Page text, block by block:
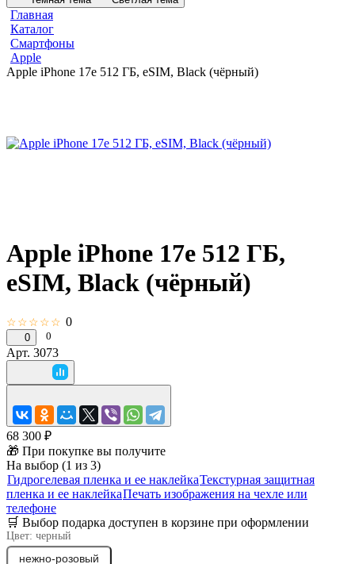
Главная
Каталог
Смартфоны
Apple
Apple iPhone 17e 512 ГБ, eSIM, Black (чёрный)
Apple iPhone 17e 512 ГБ,
eSIM, Black (чёрный)
☆☆☆☆☆ 0
0 0
Арт. 3073
68 300 ₽
🎁 При покупке вы получите
На выбор (1 из 3)
Гидрогелевая пленка и ее наклейкаТекстурная защитная
пленка и ее наклейкаПечать изображения на чехле или
телефоне
🛒 Выбор подарка доступен в корзине при оформлении
Цвет: черный
нежно-розовый